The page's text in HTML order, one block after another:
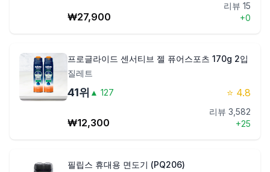
₩27,900
리뷰 15
+0
프로글라이드 센서티브 젤 퓨어스포츠 170g 2입
질레트
41위 ▲ 127 ⭐ 4.8
₩12,300
리뷰 3,582
+25
필립스 휴대용 면도기 (PQ206)